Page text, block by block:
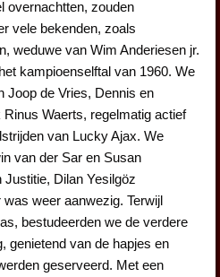
overnachtten, zouden
vele bekenden, zoals
weduwe van Wim Anderiesen jr.
kampioenselftal van 1960. We
Joop de Vries, Dennis en
Waerts, regelmatig actief
van Lucky Ajax. We
van der Sar en Susan
Dilan Yesilgöz
weer aanwezig. Terwijl
bestudeerden we de verdere
genietend van de hapjes en
geserveerd. Met een